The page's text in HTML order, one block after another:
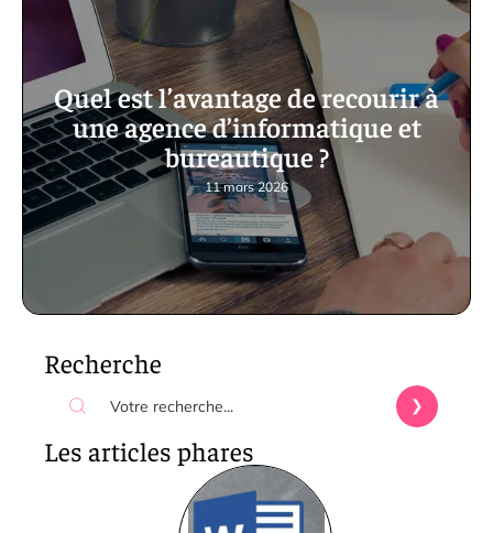
Quel est l’avantage de recourir à
une agence d’informatique et
bureautique ?
11 mars 2026
Recherche
Les articles phares